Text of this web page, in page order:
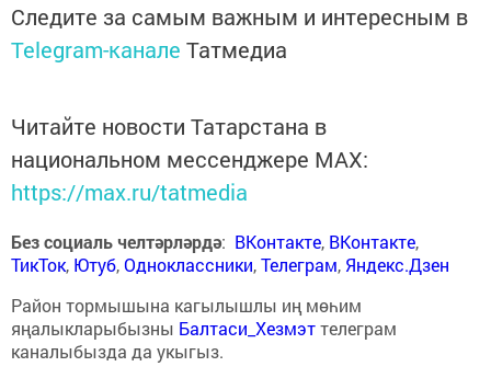
Следите за самым важным и интересным в
Telegram-канале Татмедиа
Читайте новости Татарстана в
национальном мессенджере MАХ:
https://max.ru/tatmedia
Без социаль челтәрләрдә: ВКонтакте, ВКонтакте,
ТикТок, Ютуб,Одноклассники,Телеграм, Яндекс.Дзен
Район тормышына кагылышлы иң мөһим
яңалыкларыбызны Балтаси_Хезмэттелеграм
каналыбызда да укыгыз.